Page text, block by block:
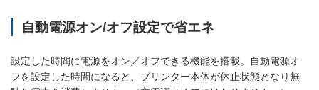
自動電源オン/オフ設定で省エネ
設定した時間に電源をオン／オフできる機能を搭載。自動電源オ
フを設定した時間になると、プリンター本体が休止状態となり無